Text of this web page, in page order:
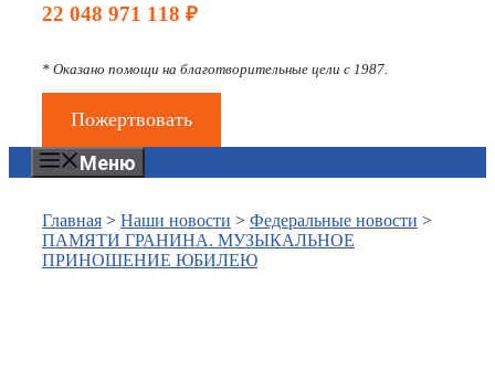
22 048 971 118 ₽
* Оказано помощи на благотворительные цели с 1987.
Пожертвовать
Меню
Главная > Наши новости > Федеральные новости >
ПАМЯТИ ГРАНИНА. МУЗЫКАЛЬНОЕ
ПРИНОШЕНИЕ ЮБИЛЕЮ